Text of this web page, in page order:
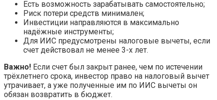
Есть возможность зарабатывать самостоятельно;
Риск потери средств минимален;
Инвестиции направляются в максимально
надёжные инструменты;
Для ИИС предусмотрены налоговые вычеты, если
счет действовал не менее 3-х лет.
Важно! Если счет был закрыт ранее, чем по истечении
трёхлетнего срока, инвестор право на налоговый вычет
утрачивает, а уже полученные им по ИИС вычеты он
обязан возвратить в бюджет.